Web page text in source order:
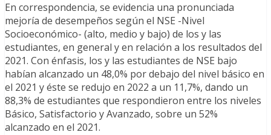
En correspondencia, se evidencia una pronunciada
mejoría de desempeños según el NSE -Nivel
Socioeconómico- (alto, medio y bajo) de los y las
estudiantes, en general y en relación a los resultados del
2021. Con énfasis, los y las estudiantes de NSE bajo
habían alcanzado un 48,0% por debajo del nivel básico en
el 2021 y éste se redujo en 2022 a un 11,7%, dando un
88,3% de estudiantes que respondieron entre los niveles
Básico, Satisfactorio y Avanzado, sobre un 52%
alcanzado en el 2021.